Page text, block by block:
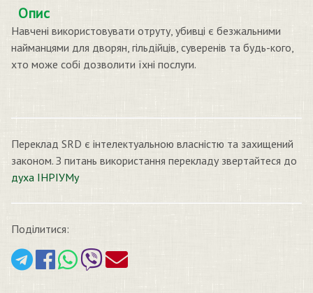
Опис
Навчені використовувати отруту, убивці є безжальними
найманцями для дворян, гільдійців, суверенів та будь-кого,
хто може собі дозволити їхні послуги.
Переклад SRD є інтелектуальною власністю та захищений
законом. З питань використання перекладу звертайтеся до
духа ІНРІУМу
Поділитися: